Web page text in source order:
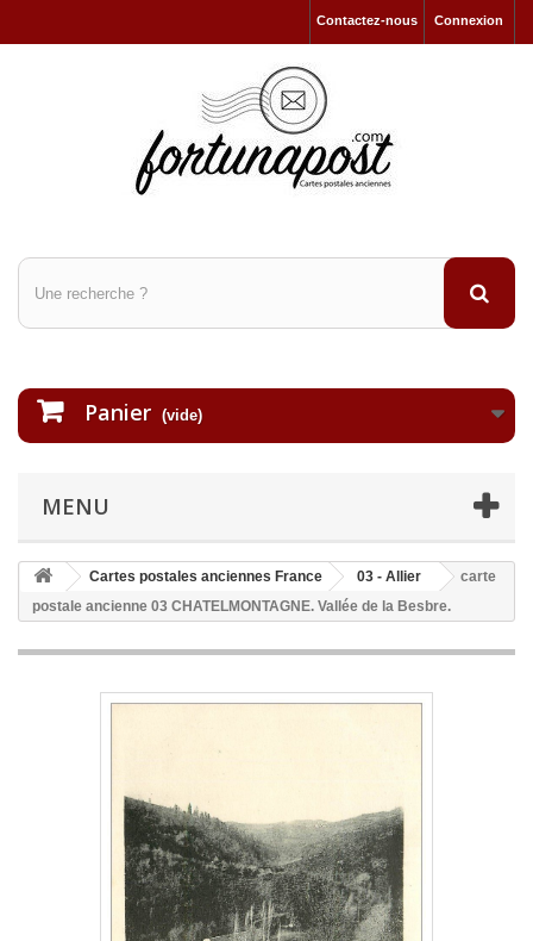
Connexion
Contactez-nous
Panier (vide)
MENU
Cartes postales anciennes France 03 - Allier
carte
postale ancienne 03 CHATELMONTAGNE. Vallée de la Besbre.